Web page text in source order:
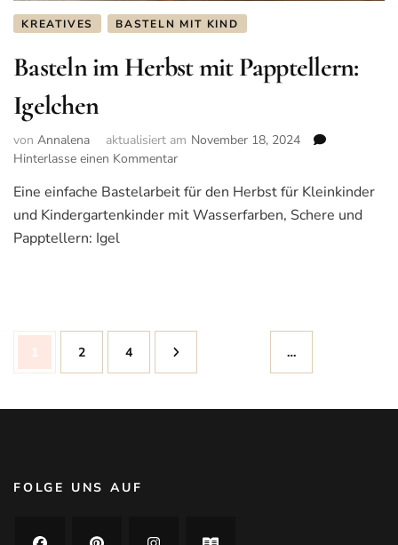
KREATIVES BASTELN MIT KIND
Basteln im Herbst mit Papptellern:
Igelchen
von Annalena aktualisiert am November 18, 2024
Hinterlasse einen Kommentar
im
Herbst
Eine einfache Bastelarbeit für den Herbst für Kleinkinder
und Kindergartenkinder mit Wasserfarben, Schere und
Papptellern: Igel
Seitennummerierung
derSeite
1 Seite
2 …
Seite
4
FOLGE UNS AUF